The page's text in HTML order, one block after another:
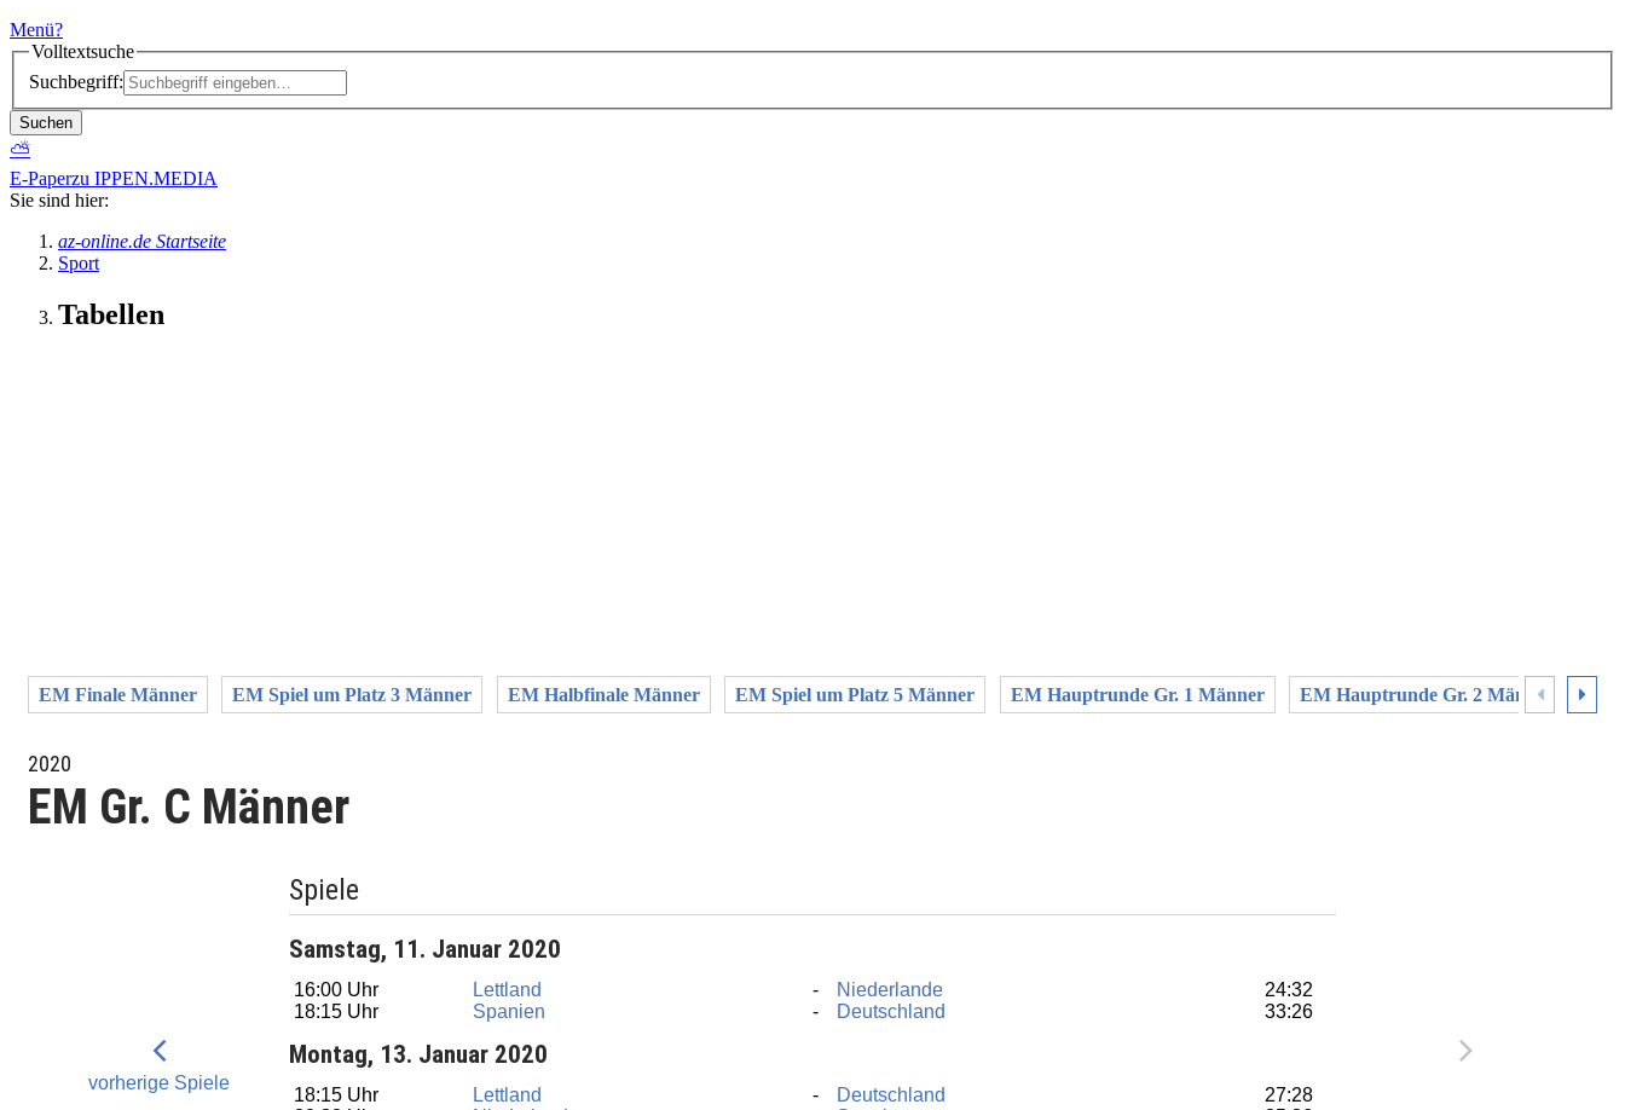
Menü?
Volltextsuche
Suchbegriff:
Suchen
⛅
E-Paperzu IPPEN.MEDIA
Sie sind hier:
az-online.de Startseite
Sport
Tabellen
EM Finale Männer EM Spiel um Platz 3 Männer EM Halbfinale Männer EM Spiel um Platz 5 Männer EM Hauptrunde Gr. 1 Männer EM Hauptrunde Gr. 2 Männer
2020
EM Gr. C Männer
vorherige Spiele
Spiele
Samstag, 11. Januar 2020
16:00 Uhr Lettland Niederlande
24:32
18:15 Uhr
Spanien Deutschland 33:26
Montag, 13. Januar 2020
18:15 Uhr Lettland Deutschland
27:28